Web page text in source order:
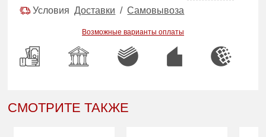
УсловияДоставки /Самовывоза
Возможные варианты оплаты
СМОТРИТЕ ТАКЖЕ